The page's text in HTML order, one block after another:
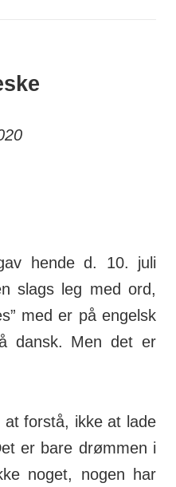
hen­de d. 10. juli
slags leg med ord,
med er på engelsk
dansk. Men det er
forstå, ikke at lade
er bare drømmen i
noget, nogen har